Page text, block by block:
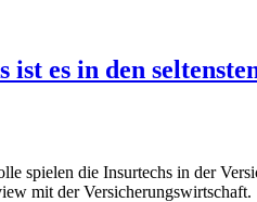
es in den
spielen die Insurtechs in der
mit der Versicherungswirtschaft.